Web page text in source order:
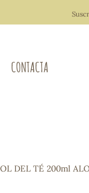
CONTACTA
DEL TÉ 200ml